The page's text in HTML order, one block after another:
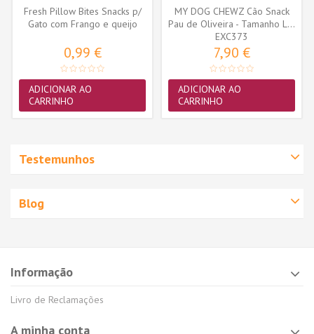
Fresh Pillow Bites Snacks p/
Gato com Frango e queijo
0,99 €
ADICIONAR AO
CARRINHO
MY DOG CHEWZ Cão Snack
Pau de Oliveira - Tamanho L...
EXC373
7,90 €
ADICIONAR AO
CARRINHO
Testemunhos
Blog
Informação
Livro de Reclamações
A minha conta